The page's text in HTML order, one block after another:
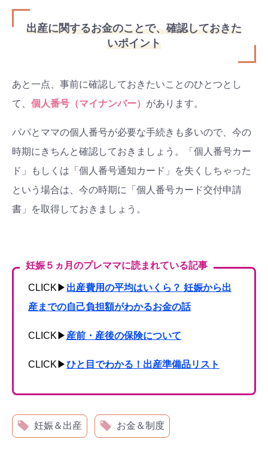
出産に関するお金のことで、確認しておきた
いポイント
あと一点、事前に確認しておきたいことのひとつとし
て、 個人番号（マイナンバー） があります。
パパとママの個人番号が必要な手続きも多いので、今の
時期にきちんと確認しておきましょう。「個人番号カー
ド」もしくは「個人番号通知カード」を失くしちゃった
という場合は、今の時期に「個人番号カード交付申請
書」を取得しておきましょう。
妊娠５ヵ月のプレママに読まれている記事
CLICK▶︎ 出産費用の平均はいくら？ 妊娠から出
産までの自己負担額がわかるお金の話
CLICK▶︎ 産前・産後の保険について
CLICK▶︎ひと目でわかる！出産準備品リスト
妊娠＆出産 お金＆制度